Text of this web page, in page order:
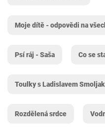
Moje dítě - odpovědi na
Psí ráj - Saša Co se
Toulky s Ladislavem
Rozdělená srdce